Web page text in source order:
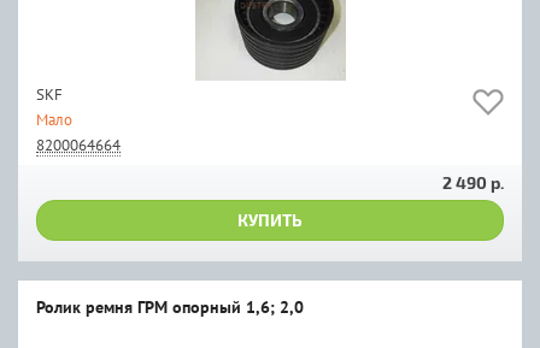
SKF
Мало
8200064664
2 490 р.
КУПИТЬ
Ролик ремня ГРМ опорный 1,6; 2,0